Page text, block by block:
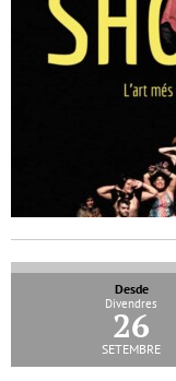
Desde
Divendres
26
setembre